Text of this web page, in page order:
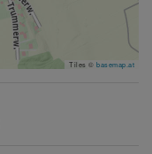
Tiles © basemap.at